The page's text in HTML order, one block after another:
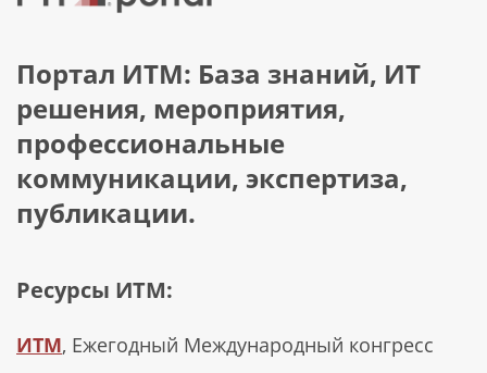
Портал ИТМ: База знаний, ИТ
решения, мероприятия,
профессиональные
коммуникации, экспертиза,
публикации.
Ресурсы ИТМ:
ИТМ, Ежегодный Международный конгресс